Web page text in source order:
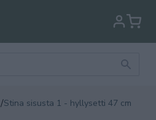
/Stina sisusta 1 - hyllysetti 47 cm